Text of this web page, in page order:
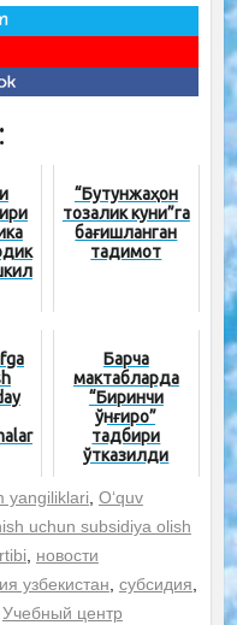
“Бутунжаҳон
тозалик куни”га
бағишланган
тақдимот
Барча
мактабларда
“Биринчи
қўнғироқ”
тадбири
ўтказилди
yangiliklari, O‘quv
uchun subsidiya olish
, новости
узбекистан, субсидия,
Учебный центр